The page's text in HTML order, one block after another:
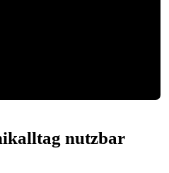
nutzbar